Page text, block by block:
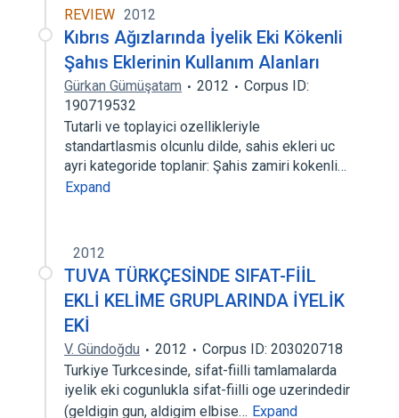
REVIEW 2012
Kıbrıs Ağızlarında İyelik Eki Kökenli
Şahıs Eklerinin Kullanım Alanları
Gürkan Gümüşatam 2012
Corpus ID:
190719532
Tutarli ve toplayici ozellikleriyle
standartlasmis olcunlu dilde, sahis ekleri uc
ayri kategoride toplanir: Şahis zamiri kokenli…
Expand
2012
TUVA TÜRKÇESİNDE SIFAT-FİİL
EKLİ KELİME GRUPLARINDA İYELİK
EKİ
V. Gündoğdu 2012
Corpus ID: 203020718
Turkiye Turkcesinde, sifat-fiilli tamlamalarda
iyelik eki cogunlukla sifat-fiilli oge uzerindedir
(geldigin gun, aldigim elbise… Expand